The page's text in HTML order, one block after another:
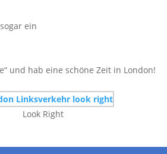
ein
und hab eine schöne Zeit in London!
Look Right